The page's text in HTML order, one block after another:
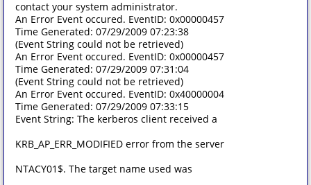
contact your system administrator.
An Error Event occured. EventID: 0x00000457
Time Generated: 07/29/2009 07:23:38
(Event String could not be retrieved)
An Error Event occured. EventID: 0x00000457
Time Generated: 07/29/2009 07:31:04
(Event String could not be retrieved)
An Error Event occured. EventID: 0x40000004
Time Generated: 07/29/2009 07:33:15
Event String: The kerberos client received a
KRB_AP_ERR_MODIFIED error from the server
NTACY01$. The target name used was